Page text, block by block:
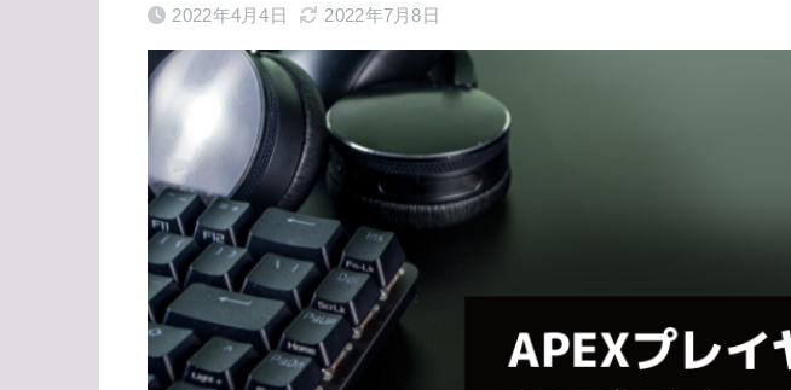
2022年4月4日 2022年7月8日